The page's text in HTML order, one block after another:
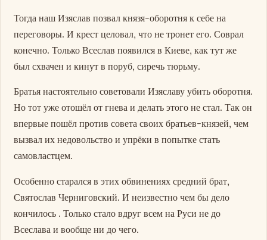
Тогда наш Изяслав позвал князя-оборотня к себе на
переговоры. И крест целовал, что не тронет его. Соврал
конечно. Только Всеслав появился в Киеве, как тут же
был схвачен и кинут в поруб, сиречь тюрьму.
Братья настоятельно советовали Изяславу убить оборотня.
Но тот уже отошёл от гнева и делать этого не стал. Так он
впервые пошёл против совета своих братьев-князей, чем
вызвал их недовольство и упрёки в попытке стать
самовластцем.
Особенно старался в этих обвинениях средний брат,
Святослав Черниговский. И неизвестно чем бы дело
кончилось . Только стало вдруг всем на Руси не до
Всеслава и вообще ни до чего.